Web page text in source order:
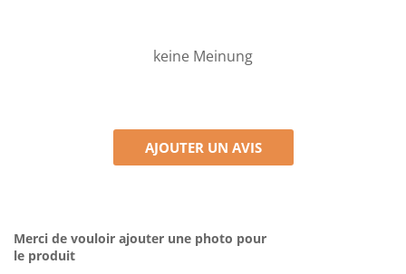
keine Meinung
AJOUTER UN AVIS
Merci de vouloir ajouter une photo pour
le produit